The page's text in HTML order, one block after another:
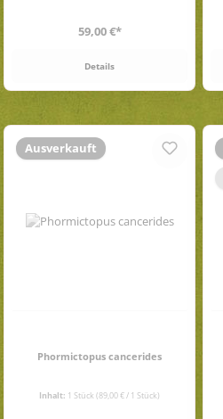
Regulärer Preis:
59,00 €*
Details
Ausverkauft
Phormictopus cancerides
Inhalt: 1 Stück (89,00 € / 1 Stück)